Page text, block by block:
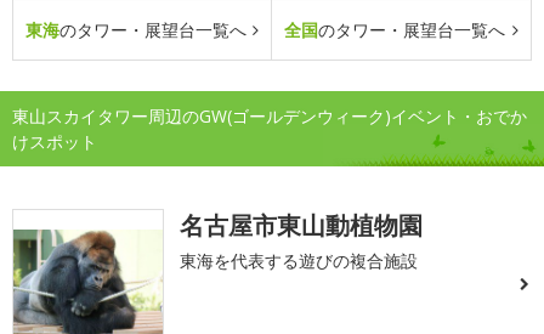
東海のタワー・展望台一覧へ 全国のタワー・展望台一覧へ
東山スカイタワー周辺のGW(ゴールデンウィーク)イベント・おでか
けスポット
名古屋市東山動植物園
東海を代表する遊びの複合施設